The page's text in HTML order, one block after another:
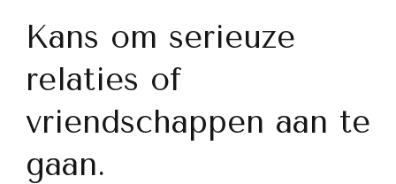
Kans om serieuze
relaties of
vriendschappen aan te
gaan.